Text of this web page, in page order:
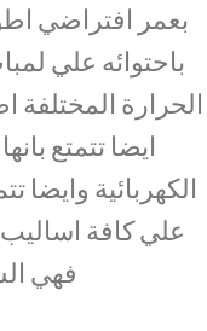
بعمر افتراضي
باحتوائه علي
الحرارة المختلفة
ايضا تتمتع
الكهربائية وايضا
علي كافة
فهي